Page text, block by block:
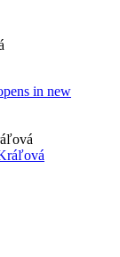
in new